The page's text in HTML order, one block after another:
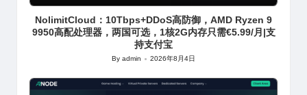
in
NolimitCloud：10Tbps+DDoS高防御，AMD Ryzen 9
9950高配处理器，两国可选，1核2G内存只需€5.99/月|支
持支付宝
Posted
Byadmin 2026年8月4日